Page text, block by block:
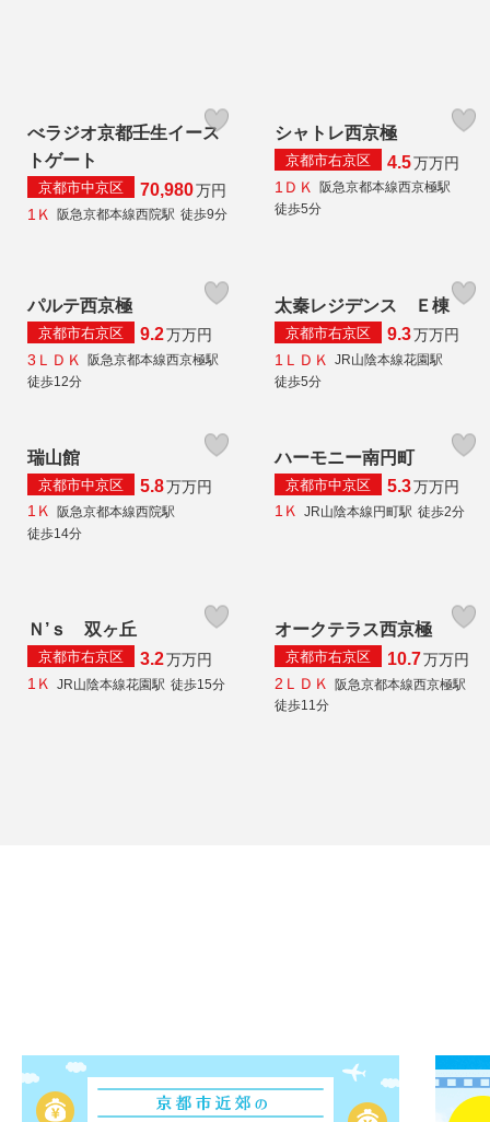
べラジオ京都壬生イース
トゲート
京都市中京区 70,980万円
1Ｋ
阪急京都本線西院駅 徒歩9分
シャトレ西京極
京都市右京区 4.5万万円
1ＤＫ
阪急京都本線西京極駅
徒歩5分
パルテ西京極
京都市右京区 9.2万万円
3ＬＤＫ
阪急京都本線西京極駅
徒歩12分
太秦レジデンス Ｅ棟
京都市右京区 9.3万万円
1ＬＤＫ
JR山陰本線花園駅
徒歩5分
瑞山館
京都市中京区 5.8万万円
1Ｋ 阪急京都本線西院駅
徒歩14分
ハーモニー南円町
京都市中京区 5.3万万円
1Ｋ JR山陰本線円町駅 徒歩2分
Ｎ’ｓ 双ヶ丘
京都市右京区 3.2万万円
1Ｋ
JR山陰本線花園駅 徒歩15分
オークテラス西京極
京都市右京区 10.7万万円
2ＬＤＫ
阪急京都本線西京極駅
徒歩11分